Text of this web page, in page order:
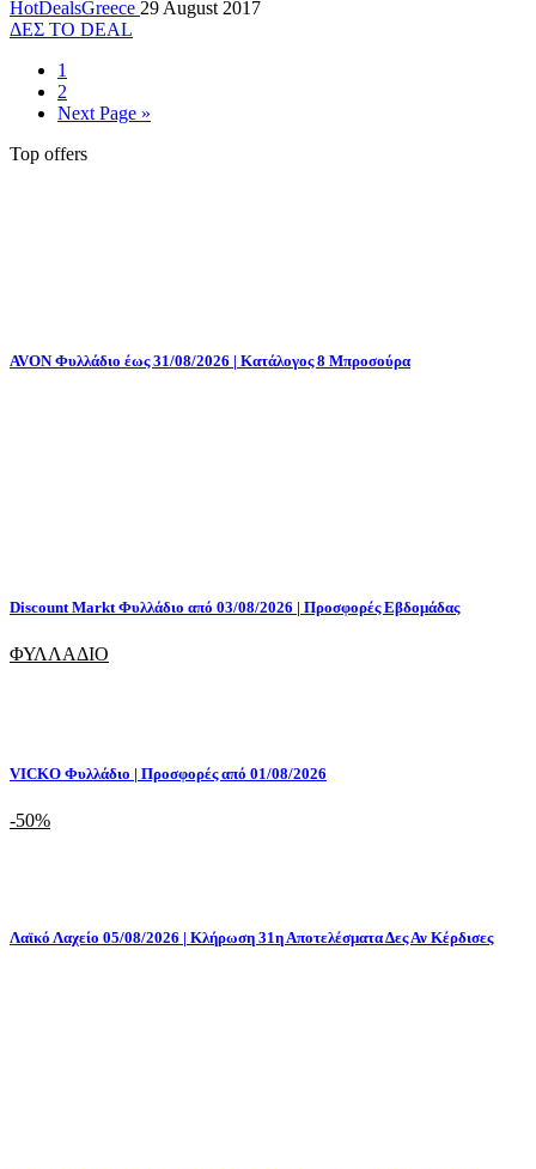
HotDealsGreece 29 August 2017
ΔΕΣ ΤΟ DEAL
1
2
Next Page »
Top offers
AVON Φυλλάδιο έως 31/08/2026 | Κατάλογος 8 Μπροσούρα
Discount Markt Φυλλάδιο από 03/08/2026 | Προσφορές Εβδομάδας
ΦΥΛΛΑΔΙΟ
VICKO Φυλλάδιο | Προσφορές από 01/08/2026
-50%
Λαϊκό Λαχείο 05/08/2026 | Κλήρωση 31η Αποτελέσματα Δες Αν Κέρδισες